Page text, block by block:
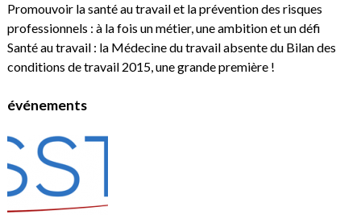
Promouvoir la santé au travail et la prévention des risques
professionnels : à la fois un métier, une ambition et un défi
Santé au travail : la Médecine du travail absente du Bilan des
conditions de travail 2015, une grande première !
événements